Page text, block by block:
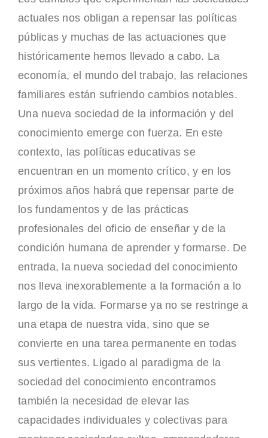
actuales nos obligan a repensar las políticas
públicas y muchas de las actuaciones que
históricamente hemos llevado a cabo. La
economía, el mundo del trabajo, las relaciones
familiares están sufriendo cambios notables.
Una nueva sociedad de la información y del
conocimiento emerge con fuerza. En este
contexto, las políticas educativas se
encuentran en un momento crítico, y en los
próximos años habrá que repensar parte de
los fundamentos y de las prácticas
profesionales del oficio de enseñar y de la
condición humana de aprender y formarse. De
entrada, la nueva sociedad del conocimiento
nos lleva inexorablemente a la formación a lo
largo de la vida. Formarse ya no se restringe a
una etapa de nuestra vida, sino que se
convierte en una tarea permanente en todas
sus vertientes. Ligado al paradigma de la
sociedad del conocimiento encontramos
también la necesidad de elevar las
capacidades individuales y colectivas para